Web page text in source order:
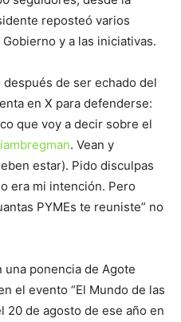
reposteó varios
y a las iniciativas.
de ser echado del
en X para defenderse:
que voy a decir sobre el
. Vean y
estar). Pido disculpas
era mi intención. Pero
PYMEs te reuniste” no
una ponencia de Agote
el evento “El Mundo de las
20 de agosto de ese año en